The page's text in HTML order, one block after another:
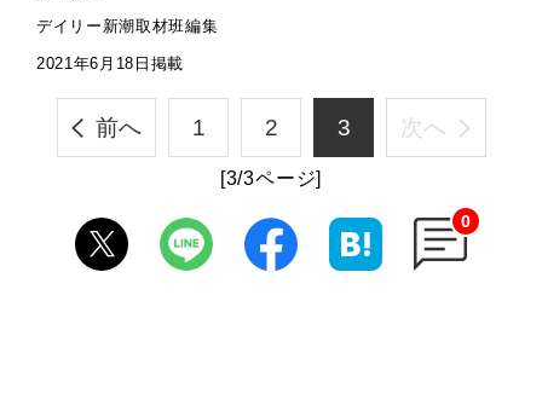
デイリー新潮取材班編集
2021年6月18日掲載
前へ 1 2 3 次へ
[3/3ページ]
0